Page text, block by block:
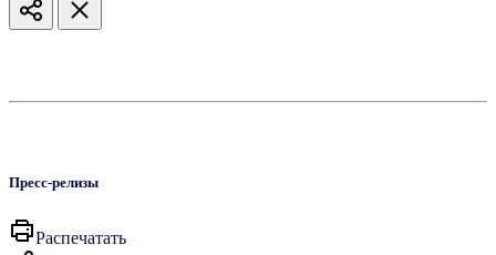
Пресс-релизы
Распечатать